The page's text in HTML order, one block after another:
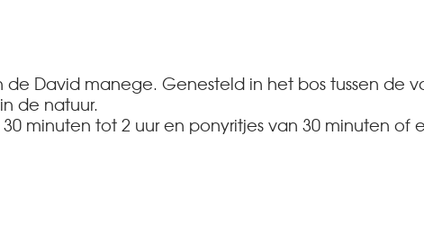
David manege. Genesteld in het bos tussen de
de natuur.
minuten tot 2 uur en ponyritjes van 30 minuten of